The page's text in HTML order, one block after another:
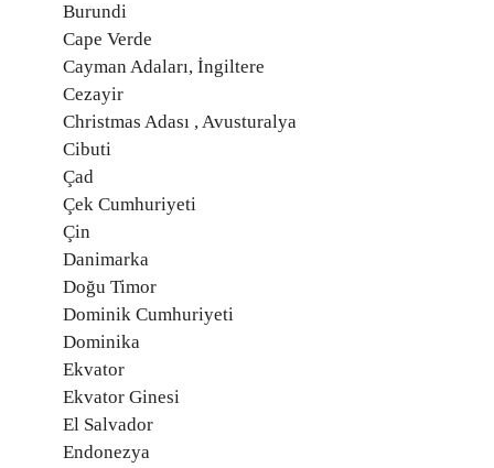
Burundi
Cape Verde
Cayman Adaları, İngiltere
Cezayir
Christmas Adası , Avusturalya
Cibuti
Çad
Çek Cumhuriyeti
Çin
Danimarka
Doğu Timor
Dominik Cumhuriyeti
Dominika
Ekvator
Ekvator Ginesi
El Salvador
Endonezya